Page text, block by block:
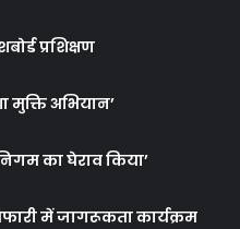
प्रशिक्षण
अभियान’
का घेराव किया’
में जागरूकता कार्यक्रम